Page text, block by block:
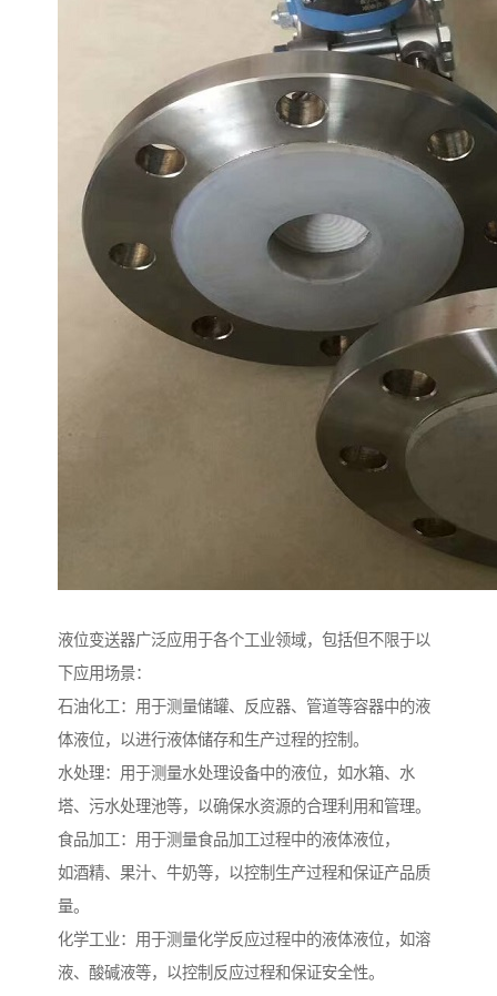
液位变送器广泛应用于各个工业领域，包括但不限于以
下应用场景：
石油化工：用于测量储罐、反应器、管道等容器中的液
体液位，以进行液体储存和生产过程的控制。
水处理：用于测量水处理设备中的液位，如水箱、水
塔、污水处理池等，以确保水资源的合理利用和管理。
食品加工：用于测量食品加工过程中的液体液位，
如酒精、果汁、牛奶等，以控制生产过程和保证产品质
量。
化学工业：用于测量化学反应过程中的液体液位，如溶
液、酸碱液等，以控制反应过程和保证安全性。